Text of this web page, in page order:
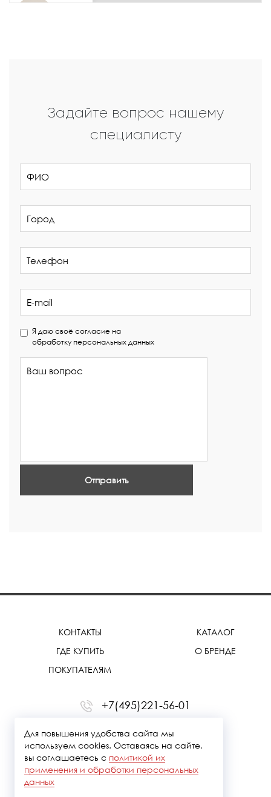
Задайте вопрос нашему
специалисту
Я даю своё согласие на
обработку персональных данных
Отправить
КОНТАКТЫ
ГДЕ КУПИТЬ
ПОКУПАТЕЛЯМ
КАТАЛОГ
О БРЕНДЕ
+7(495)221-56-01
office@treemmerussia.ru
Для повышения удобства сайта мы
используем cookies. Оставаясь на сайте,
вы соглашаетесь с политикой их
применения и обработки персональных
данных